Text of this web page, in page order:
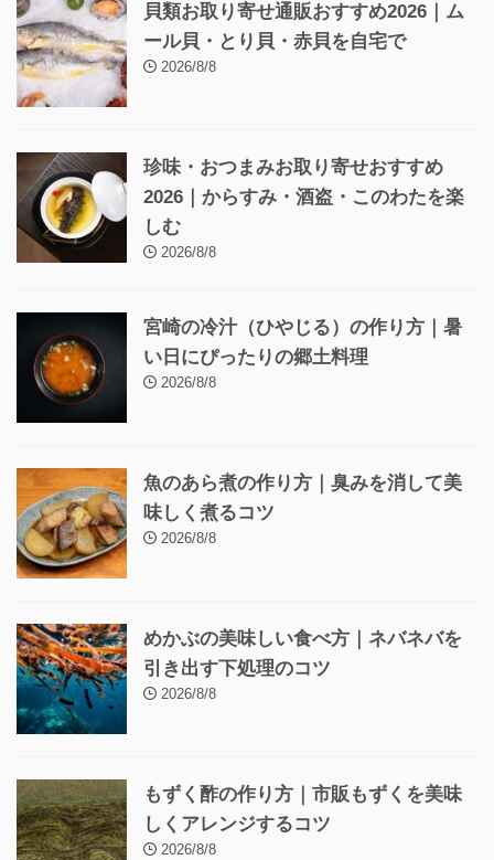
貝類お取り寄せ通販おすすめ2026｜ム
ール貝・とり貝・赤貝を自宅で
2026/8/8
珍味・おつまみお取り寄せおすすめ
2026｜からすみ・酒盗・このわたを楽
しむ
2026/8/8
宮崎の冷汁（ひやじる）の作り方｜暑
い日にぴったりの郷土料理
2026/8/8
魚のあら煮の作り方｜臭みを消して美
味しく煮るコツ
2026/8/8
めかぶの美味しい食べ方｜ネバネバを
引き出す下処理のコツ
2026/8/8
もずく酢の作り方｜市販もずくを美味
しくアレンジするコツ
2026/8/8